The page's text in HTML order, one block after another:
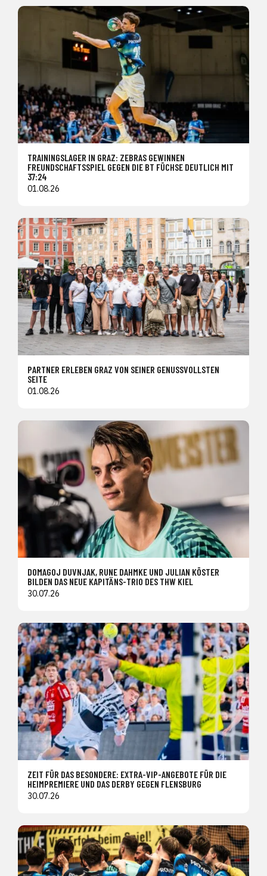
TRAININGSLAGER IN GRAZ: ZEBRAS GEWINNEN
FREUNDSCHAFTSSPIEL GEGEN DIE BT FÜCHSE DEUTLICH MIT
37:24
01.08.26
PARTNER ERLEBEN GRAZ VON SEINER GENUSSVOLLSTEN
SEITE
01.08.26
DOMAGOJ DUVNJAK, RUNE DAHMKE UND JULIAN KÖSTER
BILDEN DAS NEUE KAPITÄNS-TRIO DES THW KIEL
30.07.26
ZEIT FÜR DAS BESONDERE: EXTRA-VIP-ANGEBOTE FÜR DIE
HEIMPREMIERE UND DAS DERBY GEGEN FLENSBURG
30.07.26